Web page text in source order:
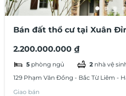
Bán đất thổ cư tại Xuân
2.200.000.000 ₫
5 phòng ngủ 2 nhà vệ
129 Phạm Văn Đồng - Bắc Từ Liêm -
Giao bán